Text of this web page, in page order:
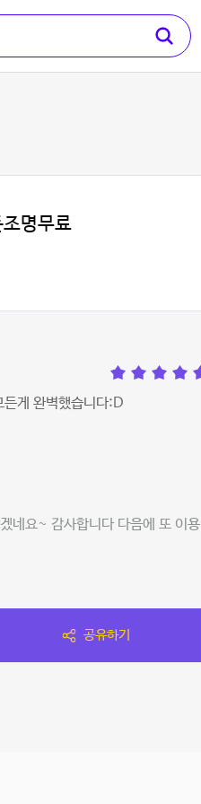
명무료
든게 완벽했습니다:D
네요~ 감사합니다 다음에 또 이용
공유하기